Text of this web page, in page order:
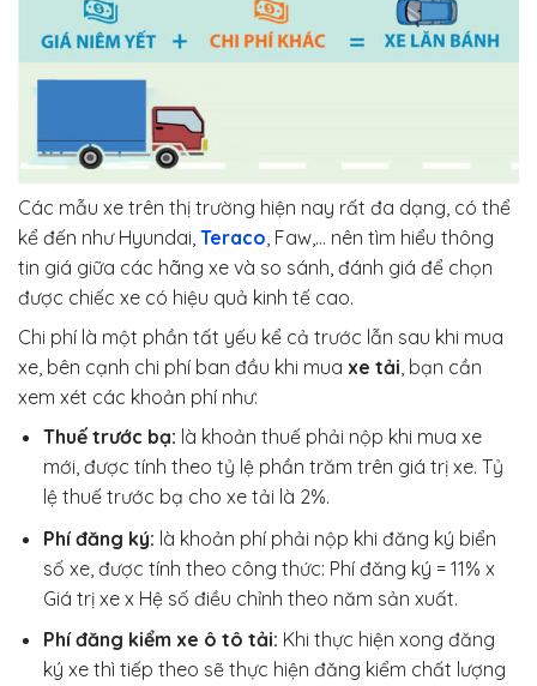
Các mẫu xe trên thị trường hiện nay rất đa dạng, có thể
kể đến như Hyundai, Teraco , Faw,… nên tìm hiểu thông
tin giá giữa các hãng xe và so sánh, đánh giá để chọn
được chiếc xe có hiệu quả kinh tế cao.
Chi phí là một phần tất yếu kể cả trước lẫn sau khi mua
xe, bên cạnh chi phí ban đầu khi mua xe tải , bạn cần
xem xét các khoản phí như:
Thuế trước bạ: là khoản thuế phải nộp khi mua xe
mới, được tính theo tỷ lệ phần trăm trên giá trị xe. Tỷ
lệ thuế trước bạ cho xe tải là 2%.
Phí đăng ký: là khoản phí phải nộp khi đăng ký biển
số xe, được tính theo công thức: Phí đăng ký = 11% x
Giá trị xe x Hệ số điều chỉnh theo năm sản xuất.
Phí đăng kiểm xe ô tô tải: Khi thực hiện xong đăng
ký xe thì tiếp theo sẽ thực hiện đăng kiểm chất lượng